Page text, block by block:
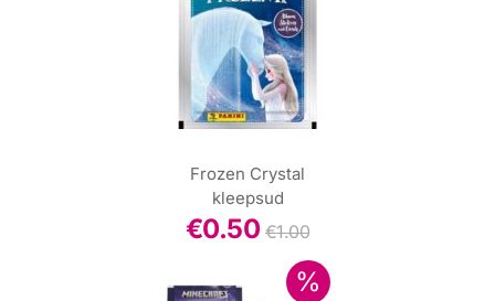
Frozen Crystal
kleepsud
€0.50 €1.00